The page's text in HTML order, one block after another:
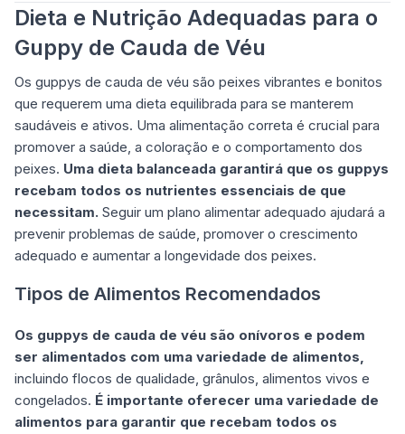
Dieta e Nutrição Adequadas para o
Guppy de Cauda de Véu
Os guppys de cauda de véu são peixes vibrantes e bonitos
que requerem uma dieta equilibrada para se manterem
saudáveis e ativos. Uma alimentação correta é crucial para
promover a saúde, a coloração e o comportamento dos
peixes. Uma dieta balanceada garantirá que os guppys
recebam todos os nutrientes essenciais de que
necessitam. Seguir um plano alimentar adequado ajudará a
prevenir problemas de saúde, promover o crescimento
adequado e aumentar a longevidade dos peixes.
Tipos de Alimentos Recomendados
Os guppys de cauda de véu são onívoros e podem
ser alimentados com uma variedade de alimentos,
incluindo flocos de qualidade, grânulos, alimentos vivos e
congelados. É importante oferecer uma variedade de
alimentos para garantir que recebam todos os